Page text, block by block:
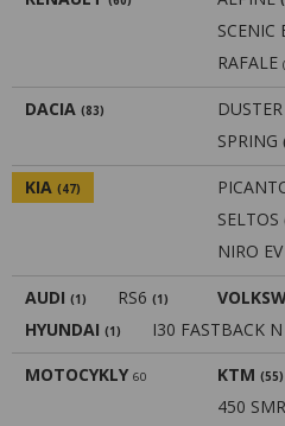
SCENIC
RAFALE
DACIA (83)
SPRING
KIA (47)
SELTOS
NIRO
AUDI (1) RS6 (1)
HYUNDAI (1) I30 FASTBACK
MOTOCYKLY 60 KTM (55)
450